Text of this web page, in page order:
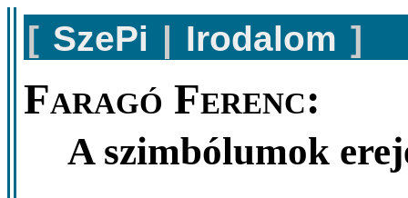
[ SzePi | Irodalom ]
Faragó Ferenc:
A szimbólumok